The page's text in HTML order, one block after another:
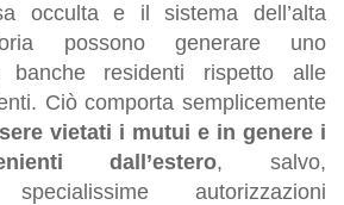
occulta e il sistema dell’alta
possono generare uno
banche residenti rispetto alle
Ciò comporta semplicemente
vietati i mutui e in genere i
dall’estero, salvo,
specialissime autorizzazioni